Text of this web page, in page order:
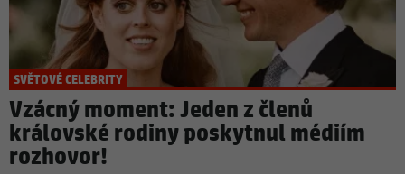
SVĚTOVÉ CELEBRITY
Vzácný moment: Jeden z členů
královské rodiny poskytnul médiím
rozhovor!